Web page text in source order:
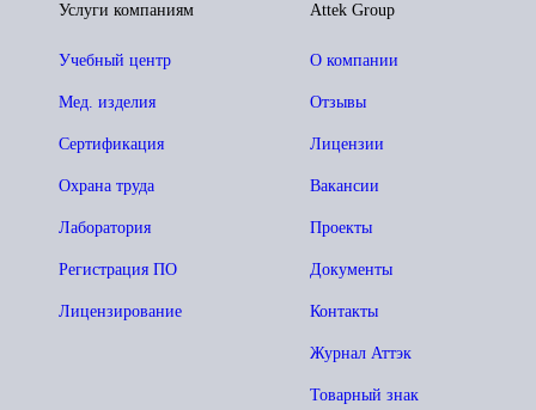
Attek Group
О компании
Отзывы
Лицензии
Вакансии
Проекты
Документы
Контакты
Журнал Аттэк
Товарный знак
Услуги компаниям
Учебный центр
Мед. изделия
Сертификация
Охрана труда
Лаборатория
Регистрация ПО
Лицензирование